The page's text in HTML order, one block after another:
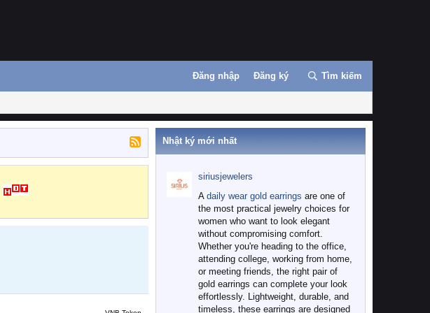
Đăng nhập Đăng ký Tìm kiếm
Nhật ký mới nhất
siriusjewelers
A daily wear gold earrings are one of
the most practical jewelry choices for
women who want to look elegant
without compromising comfort.
Whether you're heading to the office,
attending college, working from home,
or meeting friends, the right pair of
gold earrings can complete your look
effortlessly. Lightweight, durable, and
timeless, these earrings are designed